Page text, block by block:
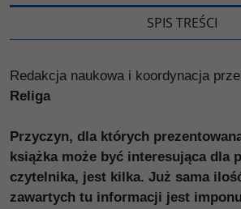
SPIS TREŚCI
Redakcja naukowa i koordynacja
Religa
Przyczyn, dla których
książka może być interesująca dla
czytelnika, jest kilka. Już sama
zawartych tu informacji jest